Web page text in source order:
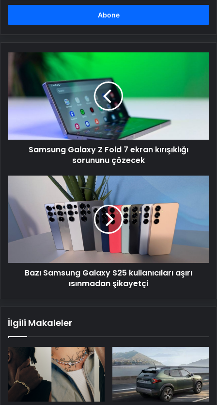
adresinizi
7
ekran
sorununu
çözecek
Samsung Galaxy Z Fold 7 ekran kırışıklığı
sorununu çözecek
Galaxy
S25
kullanıcıları
ısınmadan
Bazı Samsung Galaxy S25 kullanıcıları aşırı
ısınmadan şikayetçi
İlgili Makaleler